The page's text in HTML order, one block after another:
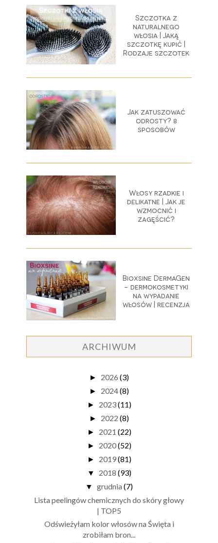
Szczotka z
naturalnego
włosia | Jaką
szczotkę kupić |
Rodzaje szczotek
Jak zatuszować
odrosty? 8
sposobów
Włosy rzadkie i
delikatne | Jak je
wzmocnić i
zagęścić?
Bioxsine DermaGen
- dermokosmetyki
na wypadanie
włosów | recenzja
ARCHIWUM
► 2026 (3)
► 2024(8)
► 2023(11)
► 2022 (8)
► 2021 (22)
► 2020(52)
► 2019(81)
▼ 2018 (93)
▼ grudnia (7)
Lista peelingów chemicznych do skóry głowy
| TOP5
Odświeżyłam kolor włosów na Święta i
zrobiłam bron...